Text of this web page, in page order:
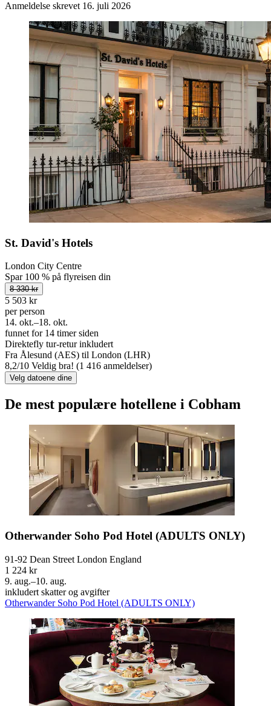
Anmeldelse skrevet 16. juli 2026
St. David's Hotels
London City Centre
Spar 100 % på flyreisen din
8 330 kr
5 503 kr
per person
14. okt.–18. okt.
funnet for 14 timer siden
Direktefly tur-retur inkludert
Fra Ålesund (AES) til London (LHR)
8,2/10 Veldig bra! (1 416 anmeldelser)
Velg datoene dine
De mest populære hotellene i Cobham
Otherwander Soho Pod Hotel (ADULTS ONLY)
91-92 Dean Street London England
1 224 kr
9. aug.–10. aug.
inkludert skatter og avgifter
Otherwander Soho Pod Hotel (ADULTS ONLY)